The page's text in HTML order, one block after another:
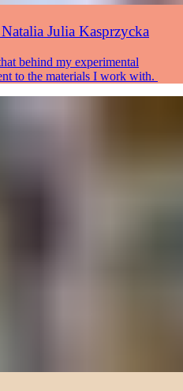
Julia Kasprzycka
behind my experimental
to the materials I work with.